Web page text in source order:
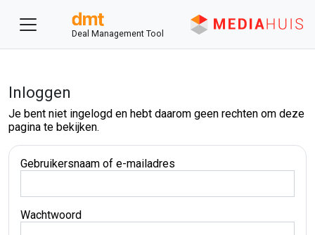
Deal Management Tool
Inloggen
Je bent niet ingelogd en hebt daarom geen rechten om deze
pagina te bekijken.
Gebruikersnaam of e-mailadres
Wachtwoord